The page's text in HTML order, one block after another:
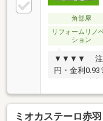
角部屋
リフォームリノ
ション
▼▼▼▼ 注
円・金利
分 東武東上
宿商店街、
の角部屋、
ミオカステーロ赤羽